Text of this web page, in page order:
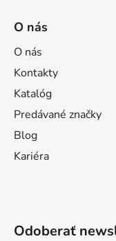
O nás
O nás
Kontakty
Katalóg
Predávané značky
Blog
Kariéra
Odoberať